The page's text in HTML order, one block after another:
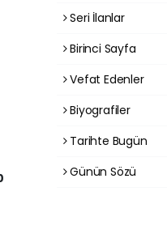
Seri İlanlar
Birinci Sayfa
Vefat Edenler
Biyografiler
Tarihte Bugün
Günün Sözü